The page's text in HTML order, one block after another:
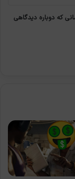
که دوباره دیدگاهی